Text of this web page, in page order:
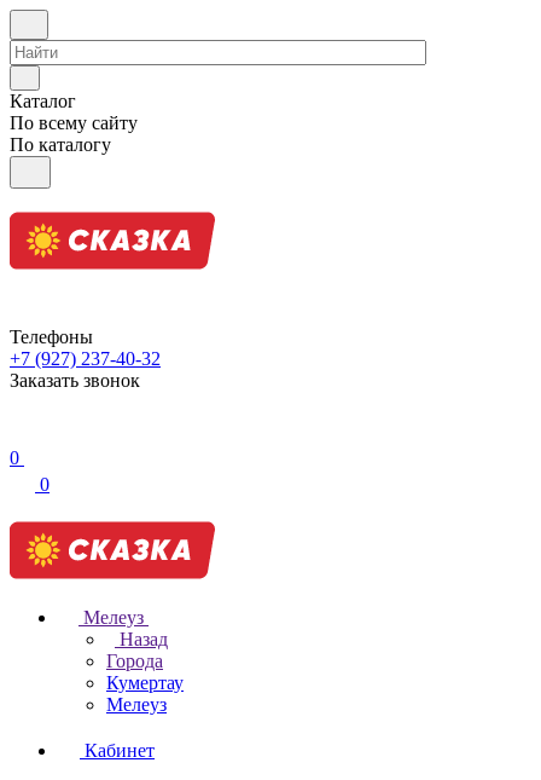
Каталог
По всему сайту
По каталогу
Телефоны
+7 (927) 237-40-32
Заказать звонок
0
0
Мелеуз
Назад
Города
Кумертау
Мелеуз
Кабинет